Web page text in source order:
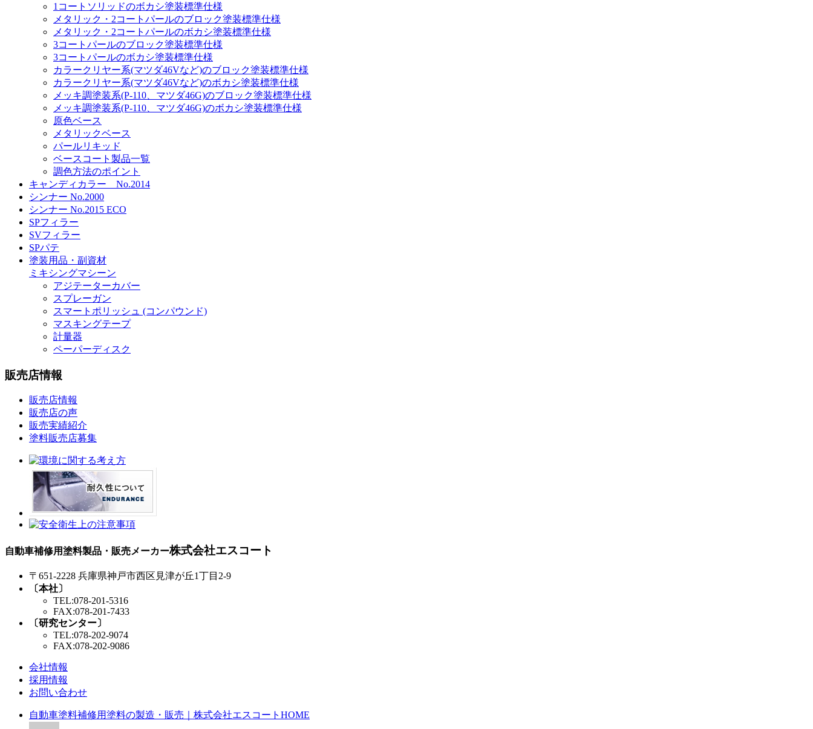
1コートソリッドのボカシ塗装標準仕様
メタリック・2コートパールのブロック塗装標準仕様
メタリック・2コートパールのボカシ塗装標準仕様
3コートパールのブロック塗装標準仕様
3コートパールのボカシ塗装標準仕様
カラークリヤー系(マツダ46Vなど)のブロック塗装標準仕様
カラークリヤー系(マツダ46Vなど)のボカシ塗装標準仕様
メッキ調塗装系(P-110、マツダ46G)のブロック塗装標準仕様
メッキ調塗装系(P-110、マツダ46G)のボカシ塗装標準仕様
原色ベース
メタリックベース
パールリキッド
ベースコート製品一覧
調色方法のポイント
キャンディカラー No.2014
シンナー No.2000
シンナー No.2015 ECO
SPフィラー
SVフィラー
SPパテ
塗装用品・副資材
ミキシングマシーン
アジテーターカバー
スプレーガン
スマートポリッシュ (コンパウンド)
マスキングテープ
計量器
ペーパーディスク
販売店情報
販売店情報
販売店の声
販売実績紹介
塗料販売店募集
自動車補修用塗料製品・販売メーカー株式会社エスコート
〒651-2228 兵庫県神戸市西区見津が丘1丁目2-9
〔本社〕
TEL:078-201-5316
FAX:078-201-7433
〔研究センター〕
TEL:078-202-9074
FAX:078-202-9086
会社情報
採用情報
お問い合わせ
自動車塗料補修用塗料の製造・販売｜株式会社エスコートHOME